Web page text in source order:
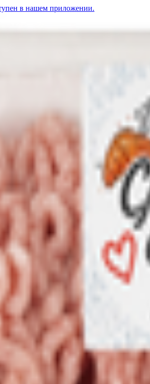
в нашем приложении.
Фарш «Нежный» свиной BYN
в майонезе.
соус майонезный, перец черный